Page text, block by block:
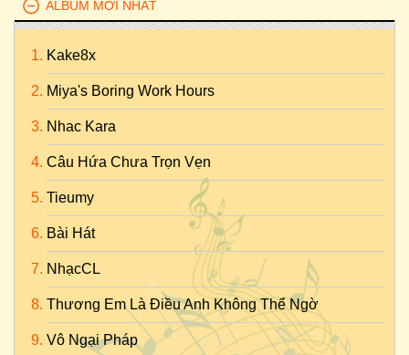
ALBUM MỚI NHẤT
Kake8x
Miya's Boring Work Hours
Nhac Kara
Câu Hứa Chưa Trọn Vẹn
Tieumy
Bài Hát
NhạcCL
Thương Em Là Điều Anh Không Thể Ngờ
Vô Ngại Pháp